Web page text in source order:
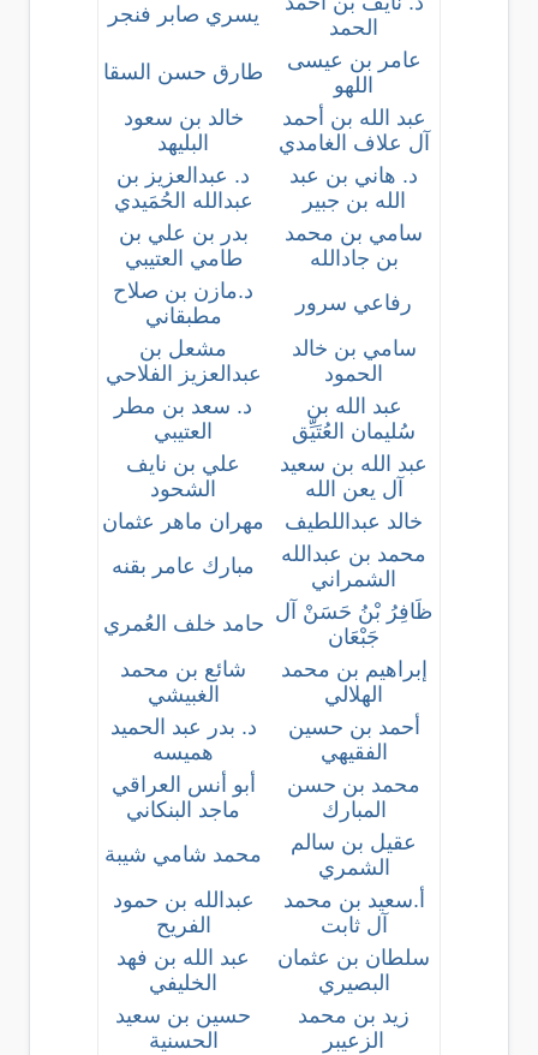
الحمد
يسري صابر فنجر
عامر بن عيسى
اللهو
طارق حسن السقا
عبد الله بن أحمد
آل علاف الغامدي
خالد بن سعود
البليهد
د. هاني بن عبد
الله بن جبير
د. عبدالعزيز بن
عبدالله الحُمَيدي
سامي بن محمد
بن جادالله
بدر بن علي بن
طامي العتيبي
رفاعي سرور
د.مازن بن صلاح
مطبقاني
سامي بن خالد
الحمود
مشعل بن
عبدالعزيز الفلاحي
عبد الله بن
سُليمان العُتَيِّق
د. سعد بن مطر
العتيبي
عبد الله بن سعيد
آل يعن الله
علي بن نايف
الشحود
خالد عبداللطيف
مهران ماهر عثمان
محمد بن عبدالله
الشمراني
مبارك عامر بقنه
ظَافِرُ بْنُ حَسَنْ آل
جَبْعَان
حامد خلف العُمري
إبراهيم بن محمد
الهلالي
شائع بن محمد
الغبيشي
أحمد بن حسين
الفقيهي
د. بدر عبد الحميد
هميسه
محمد بن حسن
المبارك
أبو أنس العراقي
ماجد البنكاني
عقيل بن سالم
الشمري
محمد شامي شيبة
أ.سعيد بن محمد
آل ثابت
عبدالله بن حمود
الفريح
سلطان بن عثمان
البصيري
عبد الله بن فهد
الخليفي
زيد بن محمد
الزعيبر
حسين بن سعيد
الحسنية